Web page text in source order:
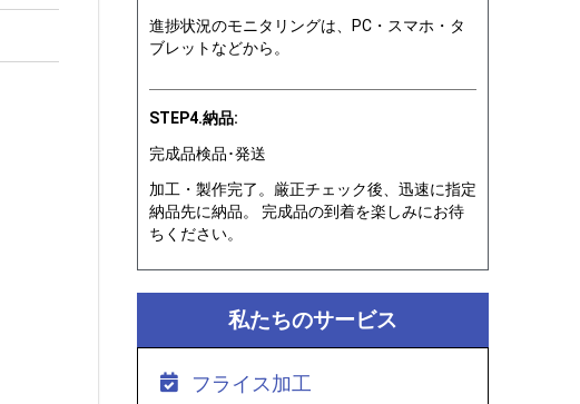
進捗状況のモニタリングは、PC・スマホ・タ
ブレットなどから。
STEP4.納品:
完成品検品･発送
加工・製作完了。厳正チェック後、迅速に指定
納品先に納品。 完成品の到着を楽しみにお待
ちください。
私たちのサービス
フライス加工